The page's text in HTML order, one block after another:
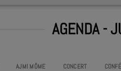
AGENDA -
AJMI MÔME CONCERT